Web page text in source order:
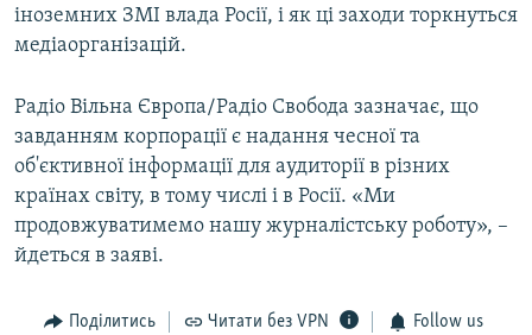
іноземних ЗМІ влада Росії, і як ці заходи торкнуться
медіаорганізацій.
Радіо Вільна Європа/Радіо Свобода зазначає, що
завданням корпорації є надання чесної та
об'єктивної інформації для аудиторії в різних
країнах світу, в тому числі і в Росії. «Ми
продовжуватимемо нашу журналістську роботу», –
йдеться в заяві.
Поділитись Читати без VPN Follow us